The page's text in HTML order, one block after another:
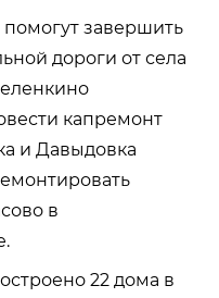
помогут завершить
дороги от села
капремонт
и Давыдовка
в
22 дома в